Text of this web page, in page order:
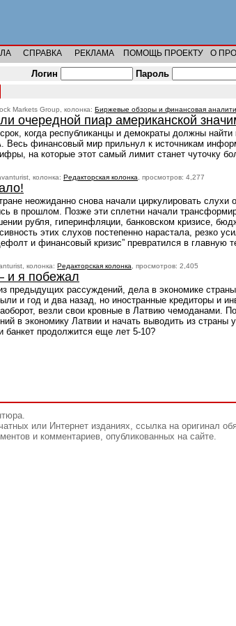
СПРАВКА РЕКЛАМА ПОМОЩЬ ПРОЕКТУ О
Логин Пароль
Markets Group, колонка: Биржевые обзоры и финансовая
очередной пиар американской
когда республиканцы и демократы должны
финансовый мир прильнул к источникам
на которые этот самый лимит станет чуточку
колонка: Редакторская колонка , просмотров: 4,277
неожиданно снова начали циркулировать слухи
в прошлом. Позже эти сплетни начали
рубля, гиперинфляции, банковском кризисе,
этих слухов постепенно нарастала, резко
и финансовый кризис” превратился в главную
колонка: Редакторская колонка , просмотров: 2,405
и я побежал
предыдущих рассуждений, дела в экономике
и год и два назад, но иностранные кредиторы и
везли свои кровные в Латвию чемоданами.
в экономику Латвии и начать выводить из
банкет продолжится еще лет 5-10?
или Интернет изданиях, ссылка на оригинал
и комментариев, опубликованных на сайте.